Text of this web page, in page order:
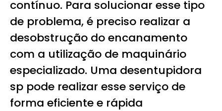
contínuo. Para solucionar esse tipo
de problema, é preciso realizar a
desobstrução do encanamento
com a utilização de maquinário
especializado. Uma desentupidora
sp pode realizar esse serviço de
forma eficiente e rápida